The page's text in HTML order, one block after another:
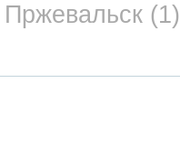
Пржевальск (1)